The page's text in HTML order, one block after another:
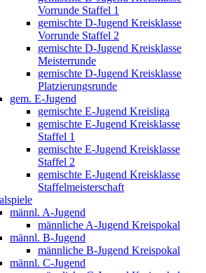
Vorrunde Staffel 1
gemischte D-Jugend Kreisklasse
Vorrunde Staffel 2
gemischte D-Jugend Kreisklasse
Meisterrunde
gemischte D-Jugend Kreisklasse
Platzierungsrunde
gem. E-Jugend
gemischte E-Jugend Kreisliga
gemischte E-Jugend Kreisklasse
Staffel 1
gemischte E-Jugend Kreisklasse
Staffel 2
gemischte E-Jugend Kreisklasse
Staffelmeisterschaft
männl. A-Jugend
männliche A-Jugend Kreispokal
männl. B-Jugend
männliche B-Jugend Kreispokal
männl. C-Jugend